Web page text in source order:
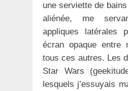
une serviette de
aliénée, me
appliques latérales
écran opaque entre
tous ces autres. Les
Star Wars
lesquels j’essuyais